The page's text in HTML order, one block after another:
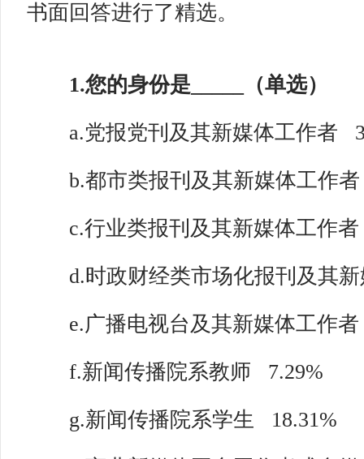
书面回答进行了精选。
1.您的身份是_____（单选）
a.党报党刊及其新媒体工作者
b.都市类报刊及其新媒体工作者
c.行业类报刊及其新媒体工作者
d.时政财经类市场化报刊及其新
e.广播电视台及其新媒体工作者
f.新闻传播院系教师 7.29%
g.新闻传播院系学生 18.31%